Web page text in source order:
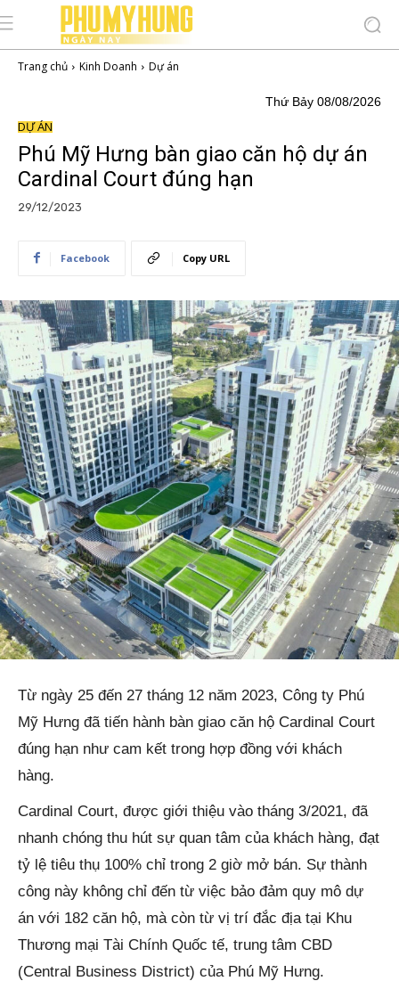
Trang chủ Kinh Doanh Dự án
Thứ Bảy 08/08/2026
DỰ ÁN
Phú Mỹ Hưng bàn giao căn hộ dự án
Cardinal Court đúng hạn
29/12/2023
Facebook Copy URL
Từ ngày 25 đến 27 tháng 12 năm 2023, Công ty Phú
Mỹ Hưng đã tiến hành bàn giao căn hộ Cardinal Court
đúng hạn như cam kết trong hợp đồng với khách
hàng.
Cardinal Court, được giới thiệu vào tháng 3/2021, đã
nhanh chóng thu hút sự quan tâm của khách hàng, đạt
tỷ lệ tiêu thụ 100% chỉ trong 2 giờ mở bán. Sự thành
công này không chỉ đến từ việc bảo đảm quy mô dự
án với 182 căn hộ, mà còn từ vị trí đắc địa tại Khu
Thương mại Tài Chính Quốc tế, trung tâm CBD
(Central Business District) của Phú Mỹ Hưng.